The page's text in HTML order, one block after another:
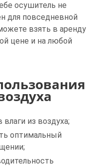
осушитель не
для повседневной
взять в аренду
цене и на любой
из воздуха;
оптимальный